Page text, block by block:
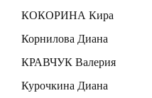
КОКОРИНА Кира
Корнилова Диана
КРАВЧУК Валерия
Курочкина Диана